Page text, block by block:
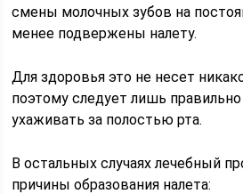
смены молочных зубов на
менее подвержены налету.
Для здоровья это не несет
поэтому следует лишь
ухаживать за полостью рта.
В остальных случаях лечебный
причины образования налета: